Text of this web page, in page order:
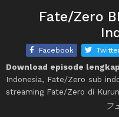
Fate/Zero
Facebook
Download episode
Indonesia, Fate/Zero sub
streaming Fate/Zero di
フ